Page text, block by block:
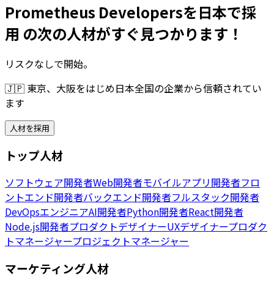
Prometheus Developersを日本で採
用 の次の人材がすぐ見つかります！
リスクなしで開始。
🇯🇵 東京、大阪をはじめ日本全国の企業から信頼されてい
ます
人材を採用
トップ人材
ソフトウェア開発者Web開発者モバイルアプリ開発者フロ
ントエンド開発者バックエンド開発者フルスタック開発者
DevOpsエンジニアAI開発者Python開発者React開発者
Node.js開発者プロダクトデザイナーUXデザイナープロダク
トマネージャープロジェクトマネージャー
マーケティング人材